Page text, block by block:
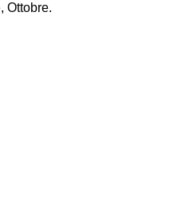
Ottobre.